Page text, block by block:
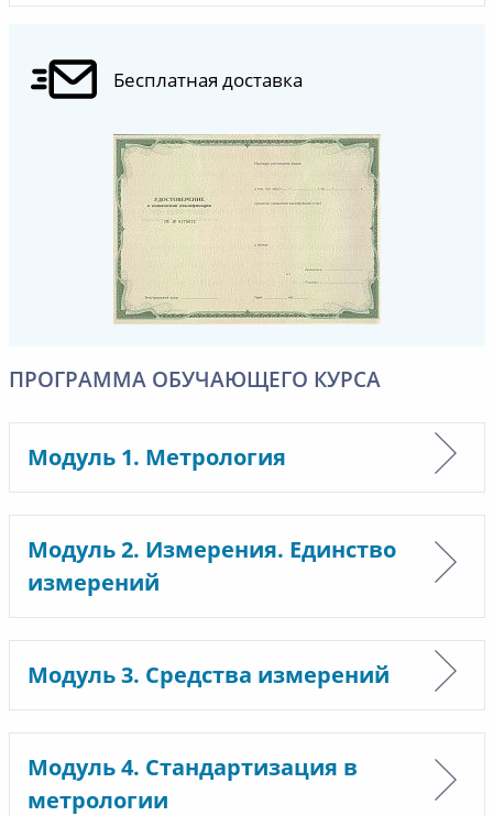
Бесплатная доставка
ПРОГРАММА ОБУЧАЮЩЕГО КУРСА
Модуль 1. Метрология
Модуль 2. Измерения. Единство
измерений
Модуль 3. Средства измерений
Модуль 4. Стандартизация в
метрологии